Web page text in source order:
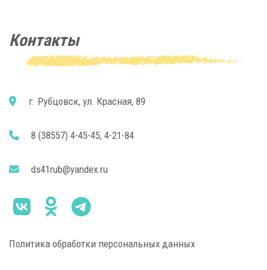
Контакты
г. Рубцовск, ул. Красная, 89
8 (38557) 4-45-45, 4-21-84
ds41rub@yandex.ru
Политика обработки персональных данных